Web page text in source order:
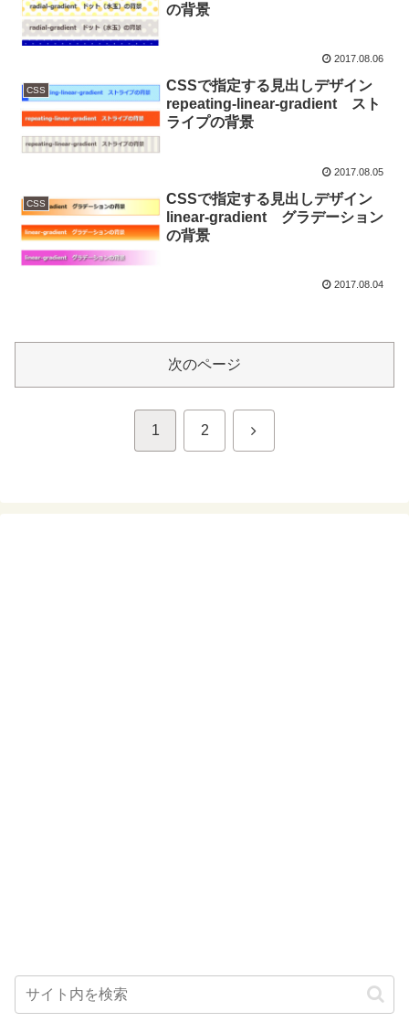
の背景
2017.08.06
CSS
CSSで指定する見出しデザイン
repeating-linear-gradient スト
ライプの背景
2017.08.05
CSS
CSSで指定する見出しデザイン
linear-gradient グラデーション
の背景
2017.08.04
次のページ
1 2 次